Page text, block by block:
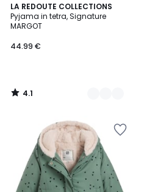
LA REDOUTE COLLECTIONS
Pyjama in tetra, Signature
MARGOT
44.99 €
4.1
/ 5
4
Kleuren
4.1
/